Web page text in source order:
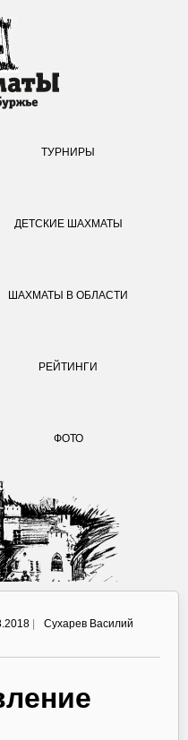
ТУРНИРЫ
ДЕТСКИЕ ШАХМАТЫ
ШАХМАТЫ В ОБЛАСТИ
РЕЙТИНГИ
ФОТО
Сухарев Василий